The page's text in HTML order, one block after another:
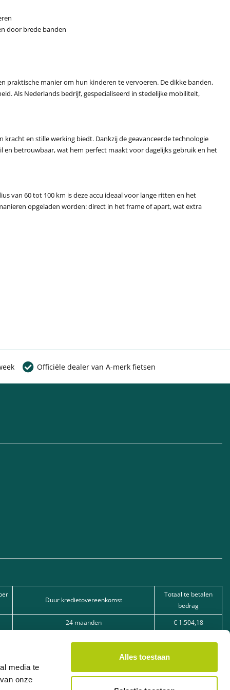
media te
onze
Alles toestaan
door brede banden
praktische manier om hun kinderen te vervoeren. De dikke banden,
Als Nederlands bedrijf, gespecialiseerd in stedelijke mobiliteit,
en stille werking biedt. Dankzij de geavanceerde technologie
betrouwbaar, wat hem perfect maakt voor dagelijks gebruik en het
van 60 tot 100 km is deze accu ideaal voor lange ritten en het
opgeladen worden: direct in het frame of apart, wat extra
Officiële dealer van A-merk fietsen
Duur kredietovereenkomst
Totaal te betalen
bedrag
24 maanden
€ 1.504,18
Lease je scooter BV, Veilingstraat 49, 2320 Hoogstraten,